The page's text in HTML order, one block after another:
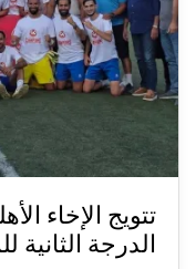
تتويج الإخاء
الدرجة الثانية للموسم